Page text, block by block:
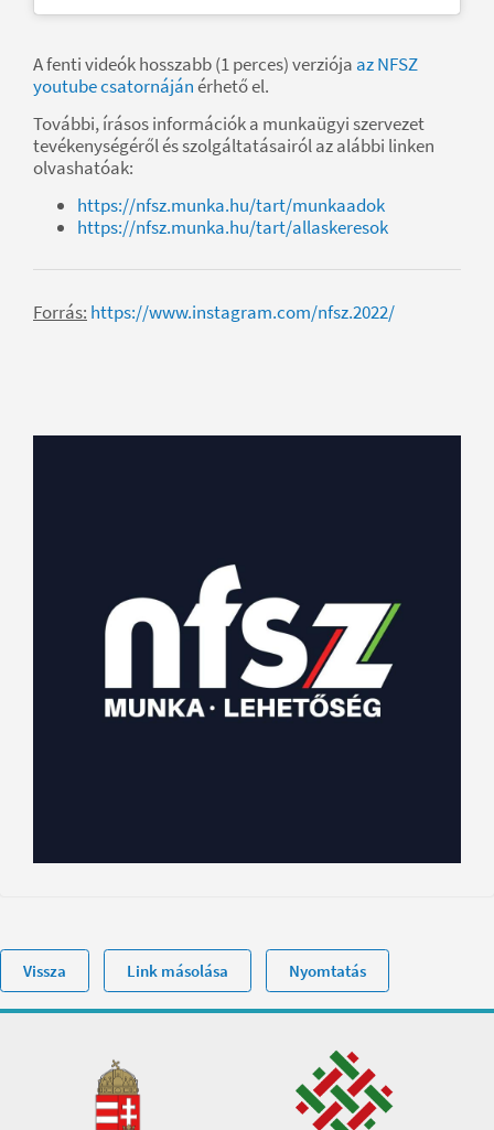
A fenti videók hosszabb (1 perces) verziója az NFSZ
youtube csatornájánérhető el.
További, írásos információk a munkaügyi szervezet
tevékenységéről és szolgáltatásairól az alábbi linken
olvashatóak:
https://nfsz.munka.hu/tart/munkaadok
https://nfsz.munka.hu/tart/allaskeresok
Forrás: https://www.instagram.com/nfsz.2022/
Vissza Link másolása Nyomtatás